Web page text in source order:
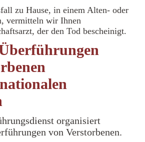
zu Hause, in einem Alten- oder
vermitteln wir Ihnen
der den Tod bescheinigt.
organisiert
von Verstorbenen.